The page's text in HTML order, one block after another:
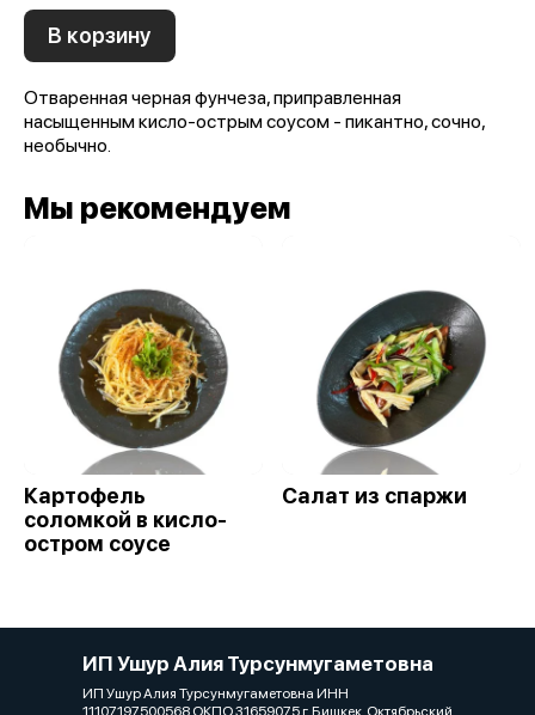
В корзину
Отваренная черная фунчеза, приправленная
насыщенным кисло-острым соусом - пикантно, сочно,
необычно.
Мы рекомендуем
Картофель
соломкой в кисло-
остром соусе
Салат из спаржи
ИП Ушур Алия Турсунмугаметовна
ИП Ушур Алия Турсунмугаметовна ИНН
11107197500568 ОКПО 31659075 г. Бишкек, Октябрьский